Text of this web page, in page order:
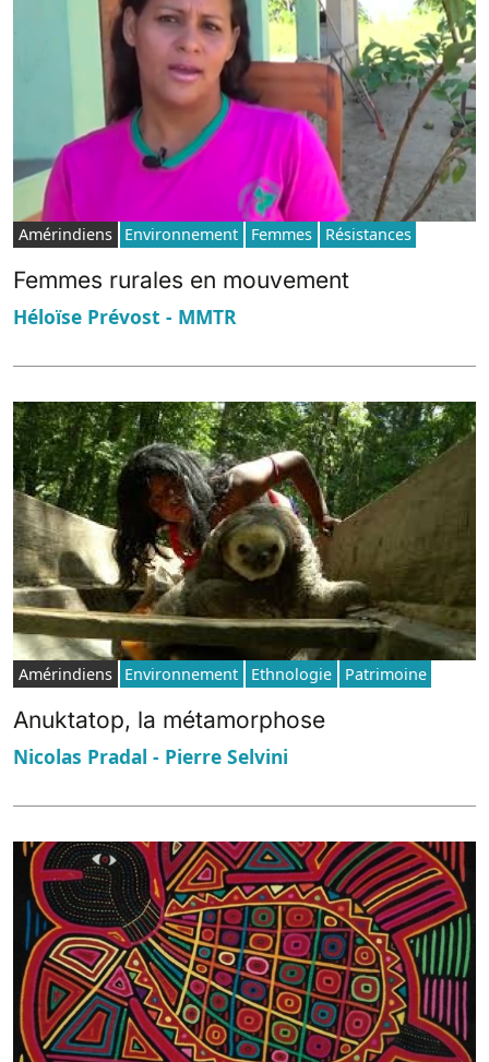
Amérindiens Environnement Femmes Résistances
Femmes rurales en mouvement
Héloïse Prévost - MMTR
Amérindiens Environnement Ethnologie Patrimoine
Anuktatop, la métamorphose
Nicolas Pradal - Pierre Selvini